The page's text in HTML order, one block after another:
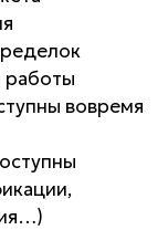
работы
вовремя